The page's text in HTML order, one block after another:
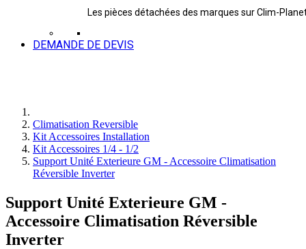
Les pièces détachées des marques sur Clim-
DEMANDE DE DEVIS
Climatisation Reversible
Kit Accessoires Installation
Kit Accessoires 1/4 - 1/2
Support Unité Exterieure GM - Accessoire Climatisation
Réversible Inverter
Support Unité Exterieure GM -
Accessoire Climatisation Réversible
Inverter